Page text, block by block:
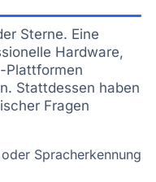
Sterne. Eine
Hardware,
Plattformen
Stattdessen haben
Fragen
Spracherkennung